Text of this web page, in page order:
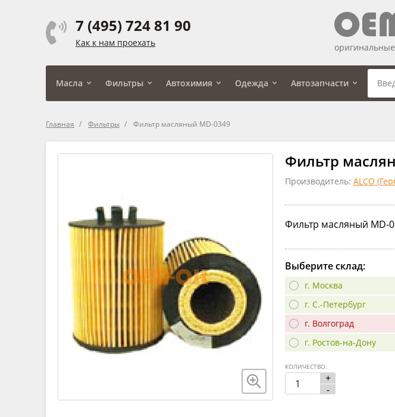
7 (495) 724 81 90
Как к нам проехать
Масла Фильтры Автохимия Одежда Автозапчасти
Главная Фильтры Фильтр масляный MD-0349
Фильтр
Производитель: ALCO
Фильтр масляный MD-
Выберите склад:
г. Москва
г. С.-Петербург
г. Волгоград
г. Ростов-на-Дону
+
-
КОЛИЧЕСТВО: